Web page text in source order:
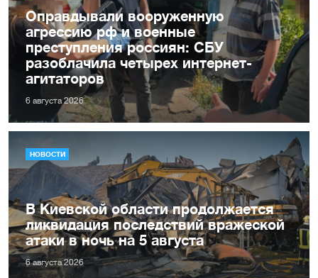
Оправдывали вооруженную
агрессию рф и военные
преступления россиян: СБУ
разоблачила четырех интернет-
агитаторов
6 августа 2026
НОВОСТИ
В Киевской области продолжается
ликвидация последствий вражеской
атаки в ночь на 5 августа
6 августа 2026